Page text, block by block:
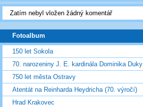
Zatím nebyl vložen žádný komentář
Fotoalbum
150 let Sokola
70. narozeniny J. E. kardinála Dominika Duky
750 let města Ostravy
Atentát na Reinharda Heydricha (70. výročí)
Hrad Krakovec